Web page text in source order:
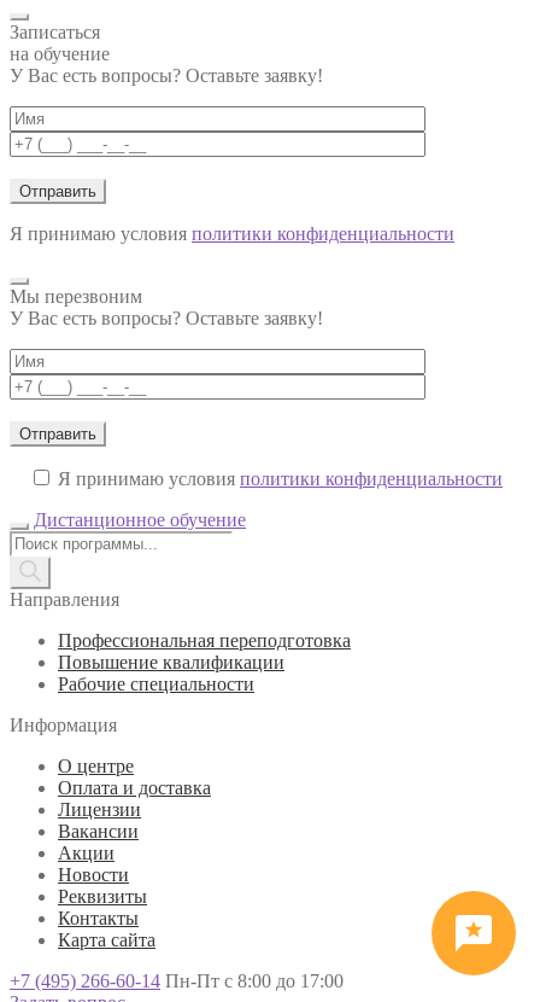
Записаться
на обучение
У Вас есть вопросы? Оставьте заявку!
Я принимаю условия политики конфиденциальности
Мы перезвоним
У Вас есть вопросы? Оставьте заявку!
Я принимаю условия политики конфиденциальности
Дистанционное обучение
Поиск
товаров
Направления
Профессиональная переподготовка
Повышение квалификации
Рабочие специальности
Информация
О центре
Оплата и доставка
Лицензии
Вакансии
Акции
Новости
Реквизиты
Контакты
Карта сайта
+7 (495) 266-60-14 Пн-Пт с 8:00 до 17:00